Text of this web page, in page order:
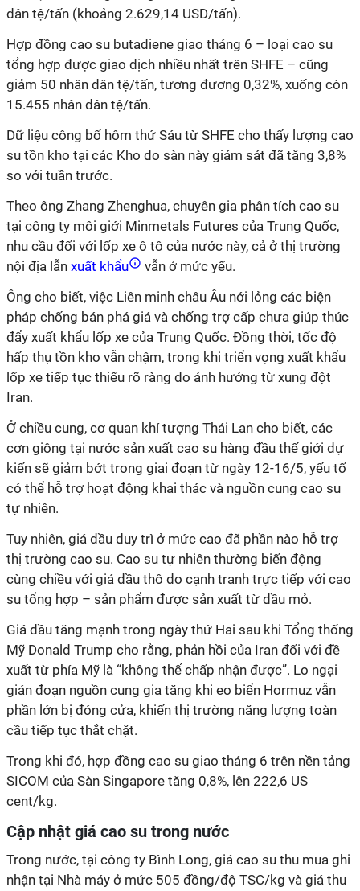
dân tệ/tấn (khoảng 2.629,14 USD/tấn).
Hợp đồng cao su butadiene giao tháng 6 – loại cao su
tổng hợp được giao dịch nhiều nhất trên SHFE – cũng
giảm 50 nhân dân tệ/tấn, tương đương 0,32%, xuống còn
15.455 nhân dân tệ/tấn.
Dữ liệu công bố hôm thứ Sáu từ SHFE cho thấy lượng cao
su tồn kho tại các Kho do sàn này giám sát đã tăng 3,8%
so với tuần trước.
Theo ông Zhang Zhenghua, chuyên gia phân tích cao su
tại công ty môi giới Minmetals Futures của Trung Quốc,
nhu cầu đối với lốp xe ô tô của nước này, cả ở thị trường
nội địa lẫn xuất khẩu
vẫn ở mức yếu.
Ông cho biết, việc Liên minh châu Âu nới lỏng các biện
pháp chống bán phá giá và chống trợ cấp chưa giúp thúc
đẩy xuất khẩu lốp xe của Trung Quốc. Đồng thời, tốc độ
hấp thụ tồn kho vẫn chậm, trong khi triển vọng xuất khẩu
lốp xe tiếp tục thiếu rõ ràng do ảnh hưởng từ xung đột
Iran.
Ở chiều cung, cơ quan khí tượng Thái Lan cho biết, các
cơn giông tại nước sản xuất cao su hàng đầu thế giới dự
kiến sẽ giảm bớt trong giai đoạn từ ngày 12-16/5, yếu tố
có thể hỗ trợ hoạt động khai thác và nguồn cung cao su
tự nhiên.
Tuy nhiên, giá dầu duy trì ở mức cao đã phần nào hỗ trợ
thị trường cao su. Cao su tự nhiên thường biến động
cùng chiều với giá dầu thô do cạnh tranh trực tiếp với cao
su tổng hợp – sản phẩm được sản xuất từ dầu mỏ.
Giá dầu tăng mạnh trong ngày thứ Hai sau khi Tổng thống
Mỹ Donald Trump cho rằng, phản hồi của Iran đối với đề
xuất từ phía Mỹ là “không thể chấp nhận được”. Lo ngại
gián đoạn nguồn cung gia tăng khi eo biển Hormuz vẫn
phần lớn bị đóng cửa, khiến thị trường năng lượng toàn
cầu tiếp tục thắt chặt.
Trong khi đó, hợp đồng cao su giao tháng 6 trên nền tảng
SICOM của Sàn Singapore tăng 0,8%, lên 222,6 US
cent/kg.
Cập nhật giá cao su trong nước
Trong nước, tại công ty Bình Long, giá cao su thu mua ghi
nhận tại Nhà máy ở mức 505 đồng/độ TSC/kg và giá thu